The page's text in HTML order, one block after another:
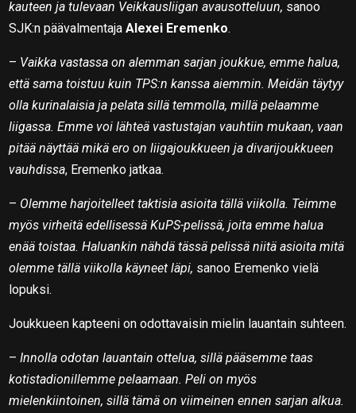
kauteen ja tulevaan Veikkausliigan avausotteluun, sanoo
SJK:n päävalmentajaAlexei Eremenko.
– Vaikka vastassa on alemman sarjan joukkue, emme halua,
että sama toistuu kuin TPS:n kanssa aiemmin. Meidän täytyy
olla kurinalaisia ja pelata sillä temmolla, millä pelaamme
liigassa. Emme voi lähteä vastustajan vauhtiin mukaan, vaan
pitää näyttää mikä ero on liigajoukkueen ja divarijoukkueen
vauhdissa, Eremenko jatkaa.
– Olemme harjoitelleet taktisia asioita tällä viikolla. Teimme
myös virheitä edellisessä KuPS-pelissä, joita emme halua
enää toistaa. Haluankin nähdä tässä pelissä niitä asioita mitä
olemme tällä viikolla käyneet läpi, sanoo Eremenko vielä
lopuksi.
Joukkueen kapteeni on odottavaisin mielin lauantain suhteen.
–Innolla odotan lauantain ottelua, sillä pääsemme taas
kotistadionillemme pelaamaan. Peli on myös
mielenkiintoinen, sillä tämä on viimeinen ennen sarjan alkua.